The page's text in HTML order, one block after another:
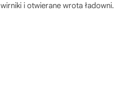
wirniki i otwierane wrota ładowni.